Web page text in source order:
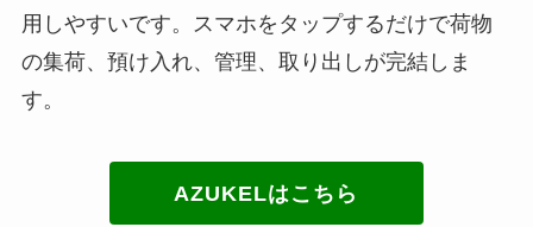
用しやすいです。スマホをタップするだけで荷物
の集荷、預け入れ、管理、取り出しが完結しま
す。
AZUKELはこちら